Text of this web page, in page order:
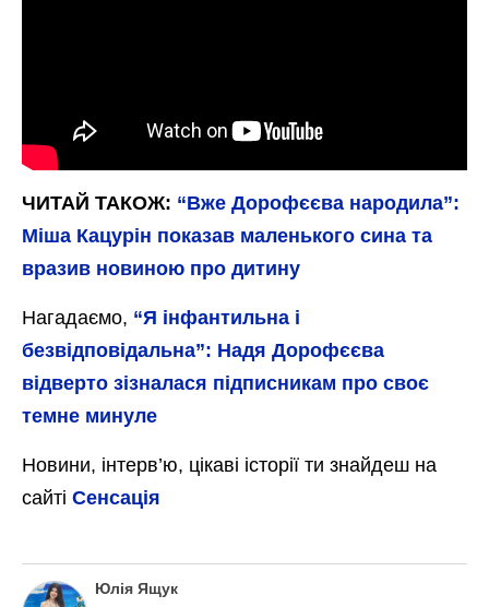
ЧИТАЙ ТАКОЖ: “Вже Дорофєєва народила”:
Міша Кацурін показав маленького сина та
вразив новиною про дитину
Нагадаємо, “Я інфантильна і
безвідповідальна”: Надя Дорофєєва
відверто зізналася підписникам про своє
темне минуле
Новини, інтерв’ю, цікаві історії ти знайдеш на
сайті Сенсація
Юлія Ящук